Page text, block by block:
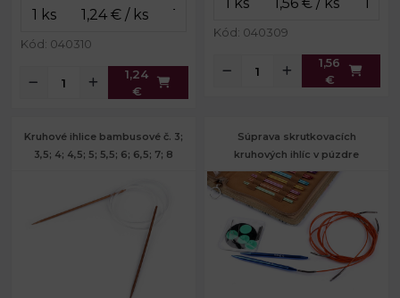
Celková
dĺžka:
80 cm
Kód: 040310
1,24
€
Kód: 040309
1,56
€
Kruhové ihlice bambusové č. 3;
3,5; 4; 4,5; 5; 5,5; 6; 6,5; 7; 8
Súprava skrutkovacích
kruhových ihlíc v púzdre